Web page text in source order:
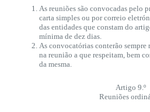
As reuniões são convocadas pelo
carta simples ou por correio
das entidades que constam do
mínima de dez dias.
As convocatórias conterão sempre
na reunião a que respeitam, bem
da mesma.
Artigo 9.º
Reuniões